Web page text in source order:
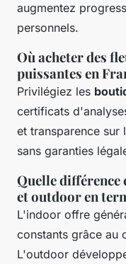
augmentez
personnels.
Où acheter des
puissantes en
Privilégiez les
certificats
et transparence sur
sans garanties
Quelle
et outdoor en
L'indoor offre
constants grâce au
L'outdoor